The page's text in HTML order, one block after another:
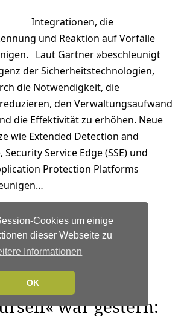
Cookies um einige
dieser Webseite zu
Informationen
OK
Integrationen, die
und Reaktion auf Vorfälle
Laut Gartner »beschleunigt
der Sicherheitstechnologien,
die Notwendigkeit, die
den Verwaltungsaufwand
die Effektivität zu erhöhen. Neue
wie Extended Detection and
Security Service Edge (SSE) und
Protection Platforms
|
war gestern: